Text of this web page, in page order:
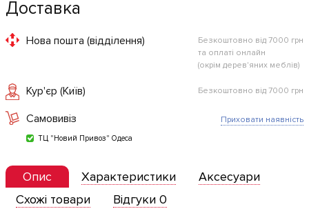
Доставка
Нова пошта (відділення)
Безкоштовно від 7000 грн
та оплаті онлайн
(окрім дерев'яних меблів)
Кур'єр (Київ) Безкоштовно від 7000 грн
Самовивіз
ТЦ "Новий Привоз" Одеса
Приховати наявність
Опис Характеристики
Аксесуари
Схожі товари
Відгуки 0